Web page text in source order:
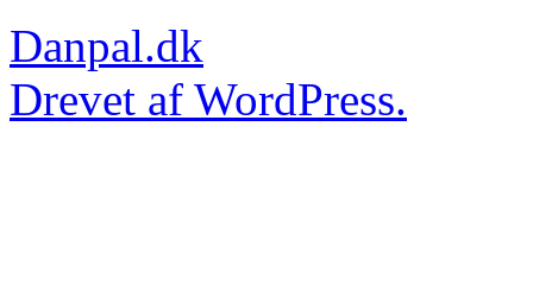
Danpal.dk
Drevet af WordPress.